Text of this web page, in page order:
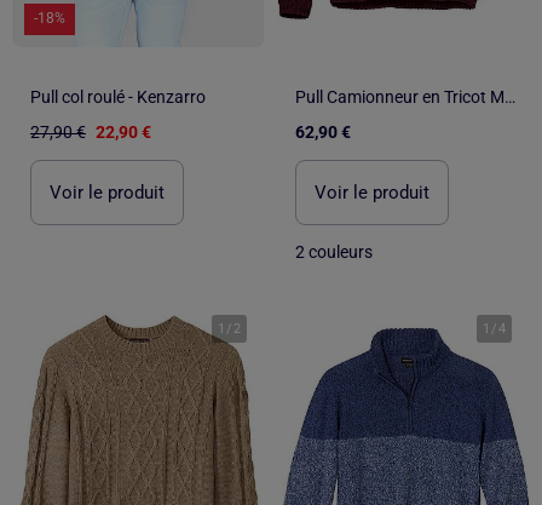
-18%
Pull col roulé - Kenzarro
27,90 € 22,90 €
Voir le produit
Pull Camionneur en Tricot Mouliné - ATLAS FOR MEN
62,90 €
Voir le produit
2 couleurs
1 / 2 1 /4